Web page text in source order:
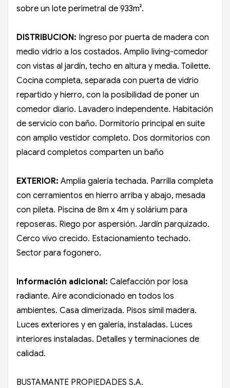
sobre un lote perimetral de 933m².
DISTRIBUCION: Ingreso por puerta de madera con
medio vidrio a los costados. Amplio living-comedor
con vistas al jardín, techo en altura y media. Toilette.
Cocina completa, separada con puerta de vidrio
repartido y hierro, con la posibilidad de poner un
comedor diario. Lavadero independente. Habitación
de servicio con baño. Dormitorio principal en suite
con amplio vestidor completo. Dos dormitorios con
placard completos comparten un baño
EXTERIOR: Amplia galería techada. Parrilla completa
con cerramientos en hierro arriba y abajo, mesada
con pileta. Piscina de 8m x 4m y solárium para
reposeras. Riego por aspersión. Jardín parquizado.
Cerco vivo crecido. Estacionamiento techado.
Sector para fogonero.
Información adicional: Calefacción por losa
radiante. Aire acondicionado en todos los
ambientes. Casa dimerizada. Pisos símil madera.
Luces exteriores y en galería, instaladas. Luces
interiores instaladas. Detalles y terminaciones de
calidad.
BUSTAMANTE PROPIEDADES S.A.